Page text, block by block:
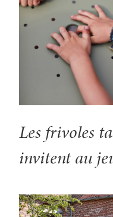
Les frivoles
invitent au